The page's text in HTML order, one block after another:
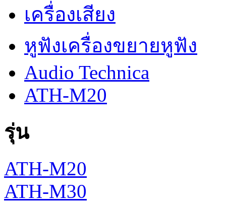
เครื่องเสียง
หูฟังเครื่องขยายหูฟัง
Audio Technica
ATH-M20
รุ่น
ATH-M20
ATH-M30